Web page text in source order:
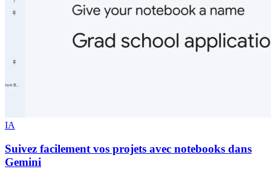
IA
Suivez facilement vos projets avec notebooks dans
Gemini